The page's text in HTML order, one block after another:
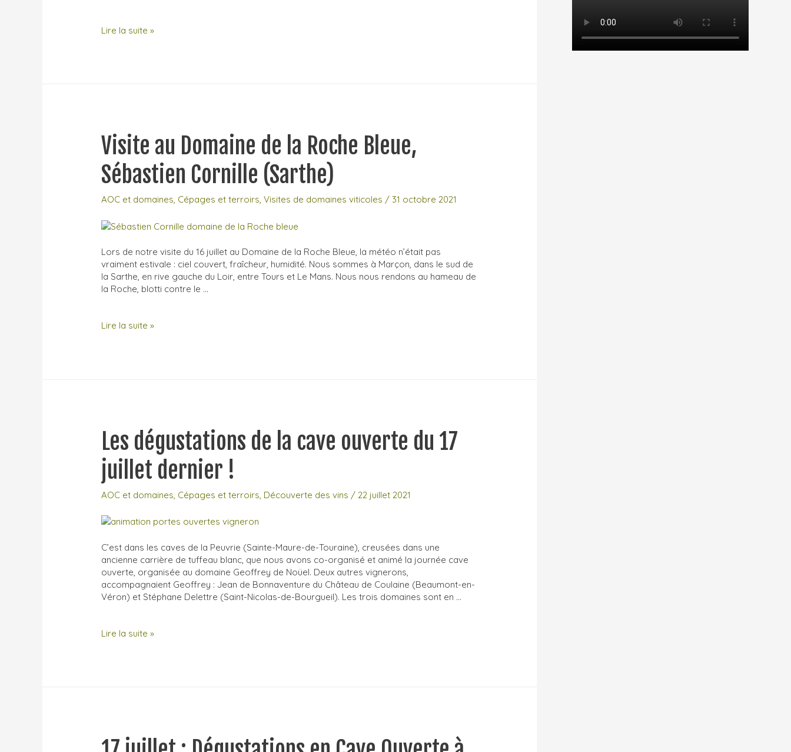
La
Lire la suite »
Visite au Domaine de la Roche Bleue,
Sébastien Cornille (Sarthe)
AOC et domaines, Cépages et terroirs,Visites de domaines viticoles /31 octobre 2021
Lors de notre visite du 16 juillet au Domaine de la Roche Bleue, la météo n’était pas
vraiment estivale : ciel couvert, fraîcheur, humidité. Nous sommes à Marçon, dans le sud de
la Sarthe, en rive gauche du Loir, entre Tours et Le Mans. Nous nous rendons au hameau de
la Roche, blotti contre le …
Visite
(Sarthe)
Lire la suite »
Les dégustations de la cave ouverte du 17
juillet dernier !
AOC et domaines, Cépages et terroirs, Découverte des vins /22 juillet 2021
C’est dans les caves de la Peuvrie (Sainte-Maure-de-Touraine), creusées dans une
ancienne carrière de tuffeau blanc, que nous avons co-organisé et animé la journée cave
ouverte, organisée au domaine Geoffrey de Noüel. Deux autres vignerons,
accompagnaient Geoffrey : Jean de Bonnaventure du Château de Coulaine (Beaumont-en-
Véron) et Stéphane Delettre (Saint-Nicolas-de-Bourgueil). Les trois domaines sont en …
Les
dernier
Lire la suite »